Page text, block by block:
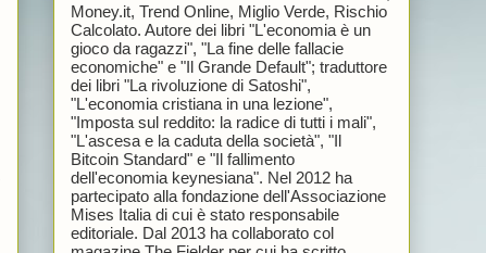
Money.it, Trend Online, Miglio Verde, Rischio
Calcolato. Autore dei libri "L'economia è un
gioco da ragazzi", "La fine delle fallacie
economiche" e "Il Grande Default"; traduttore
dei libri "La rivoluzione di Satoshi",
"L'economia cristiana in una lezione",
"Imposta sul reddito: la radice di tutti i mali",
"L'ascesa e la caduta della società", "Il
Bitcoin Standard" e "Il fallimento
dell'economia keynesiana". Nel 2012 ha
partecipato alla fondazione dell'Associazione
Mises Italia di cui è stato responsabile
editoriale. Dal 2013 ha collaborato col